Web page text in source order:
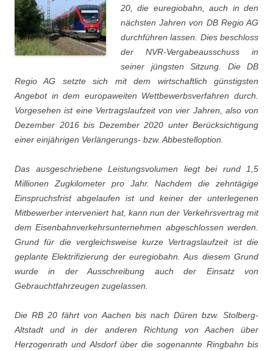
20, die euregiobahn, auch in den
nächsten Jahren von DB Regio AG
durchführen lassen. Dies beschloss
der NVR-Vergabeausschuss in
seiner jüngsten Sitzung. Die DB
Regio AG setzte sich mit dem wirtschaftlich günstigsten
Angebot in dem europaweiten Wettbewerbsverfahren durch.
Vorgesehen ist eine Vertragslaufzeit von vier Jahren, also von
Dezember 2016 bis Dezember 2020 unter Berücksichtigung
einer einjährigen Verlängerungs- bzw. Abbestelloption.
Das ausgeschriebene Leistungsvolumen liegt bei rund 1,5
Millionen Zugkilometer pro Jahr. Nachdem die zehntägige
Einspruchsfrist abgelaufen ist und keiner der unterlegenen
Mitbewerber interveniert hat, kann nun der Verkehrsvertrag mit
dem Eisenbahnverkehrsunternehmen abgeschlossen werden.
Grund für die vergleichsweise kurze Vertragslaufzeit ist die
geplante Elektrifizierung der euregiobahn. Aus diesem Grund
wurde in der Ausschreibung auch der Einsatz von
Gebrauchtfahrzeugen zugelassen.
Die RB 20 fährt von Aachen bis nach Düren bzw. Stolberg-
Altstadt und in der anderen Richtung von Aachen über
Herzogenrath und Alsdorf über die sogenannte Ringbahn bis